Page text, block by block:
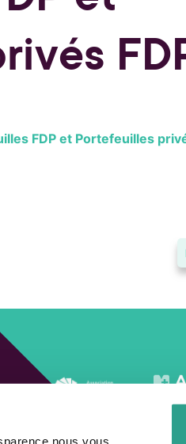
nous vous
FDP et Portefeuilles